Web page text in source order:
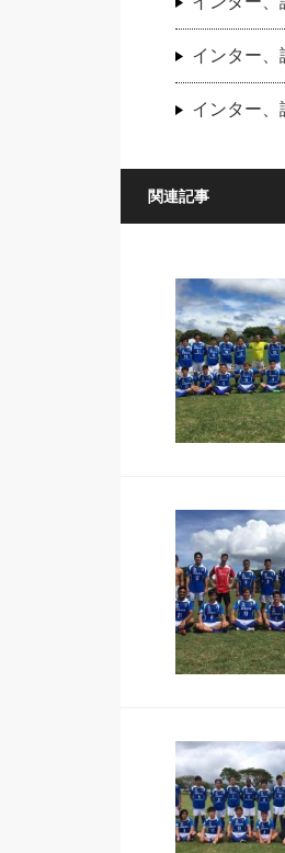
インター、
インター、
関連記事